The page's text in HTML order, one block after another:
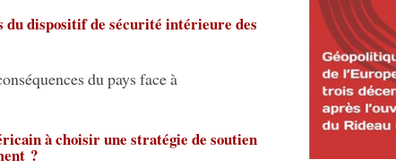
du dispositif de sécurité intérieure des
du pays face à
à choisir une stratégie de soutien
?